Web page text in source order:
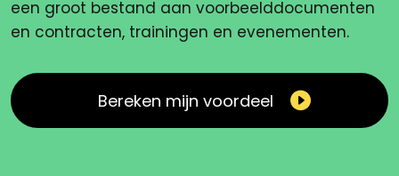
een groot bestand aan voorbeelddocumenten
en contracten, trainingen en evenementen.
Bereken mijn voordeel